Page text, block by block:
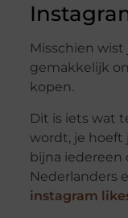
Misschien wist
gemakkelijk
kopen.
Dit is iets wat
wordt, je hoeft
bijna iedereen
Nederlanders
instagram